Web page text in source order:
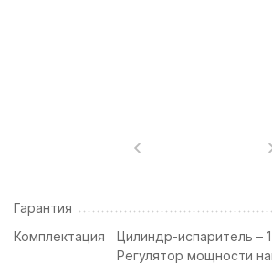
Гарантия
Комплектация
Цилиндр-испаритель –
Регулятор мощности